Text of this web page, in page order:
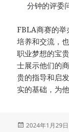
分钟的评委
FBLA商赛的举
培养和交流，
职业梦想的宝
士展示他们的
贵的指导和启
实的基础，为
发
2024年1月29日